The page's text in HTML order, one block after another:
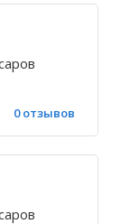
0 отзывов